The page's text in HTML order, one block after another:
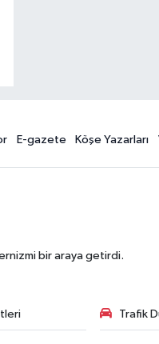
E-gazete Köşe Yazarları
bir araya getirdi.
Trafik